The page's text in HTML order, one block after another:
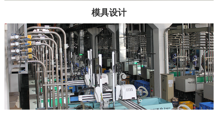
模具设计